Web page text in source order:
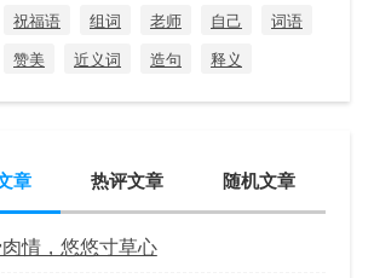
祝福语 组词 老师 自己
词语
赞美 近义词 造句 释义
章 热评文章 随机文章
情，悠悠寸草心